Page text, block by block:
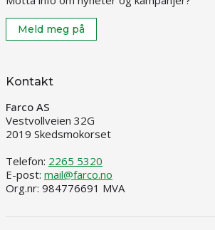
Meld meg på
Kontakt
Farco AS
Vestvollveien 32G
2019 Skedsmokorset
Telefon: 2265 5320
E-post: mail@farco.no
Org.nr: 984776691 MVA